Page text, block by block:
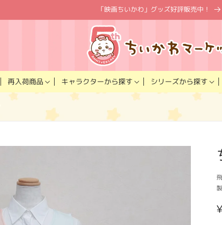
「映画ちいかわ」グッズ好評販売中！
再入荷商品 キャラクターから探す シリーズから探す